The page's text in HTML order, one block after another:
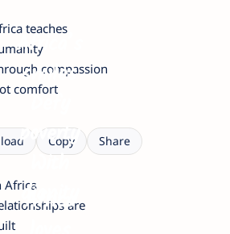
teaches
compassion
comfort
Africa’s
smiles
Defy
poverty
With
dignity
Copy Share
Africa
are
Africa